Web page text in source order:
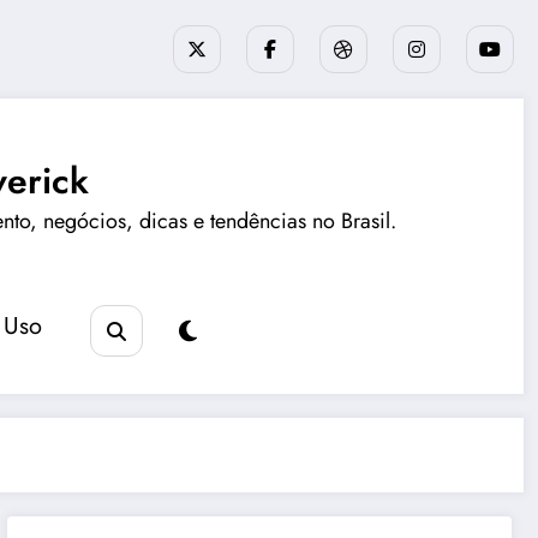
negócios, dicas e tendências no Brasil.